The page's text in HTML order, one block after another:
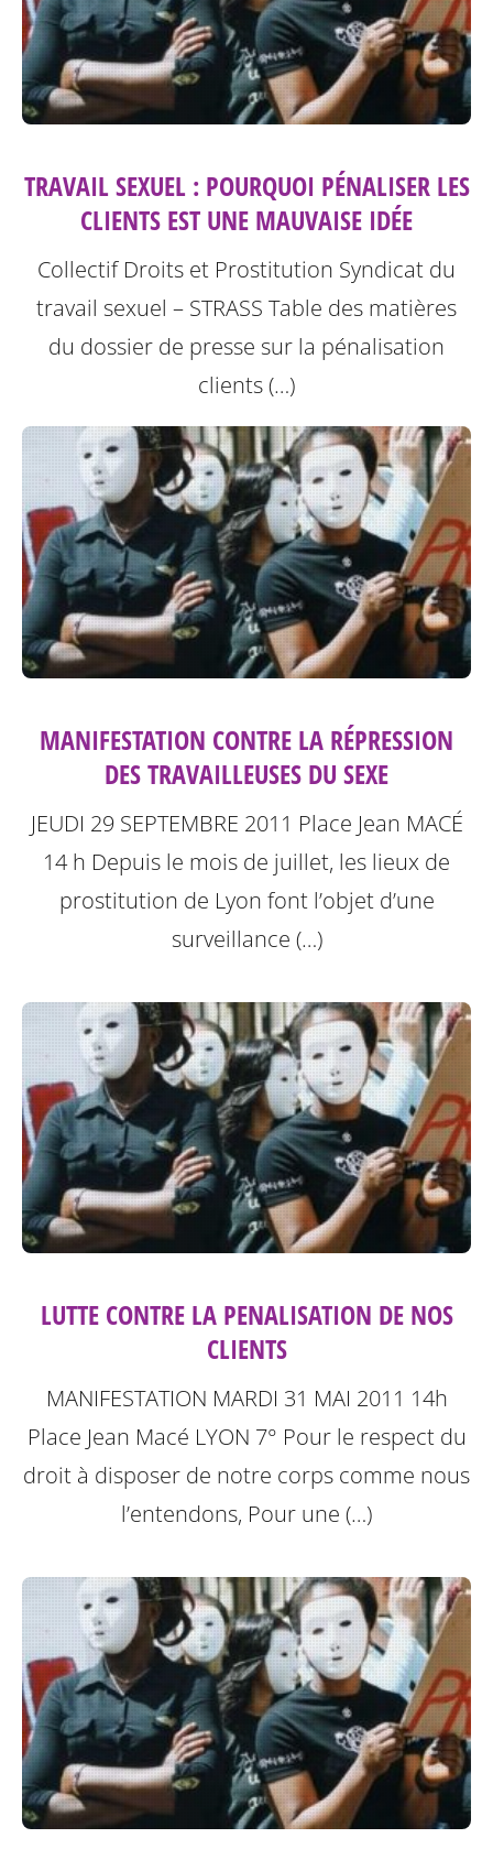
TRAVAIL SEXUEL : POURQUOI PÉNALISER LES
CLIENTS EST UNE MAUVAISE IDÉE
Collectif Droits et Prostitution Syndicat du
travail sexuel – STRASS Table des matières
du dossier de presse sur la pénalisation
clients (…)
MANIFESTATION CONTRE LA RÉPRESSION
DES TRAVAILLEUSES DU SEXE
JEUDI 29 SEPTEMBRE 2011 Place Jean MACÉ
14 h Depuis le mois de juillet, les lieux de
prostitution de Lyon font l’objet d’une
surveillance (…)
LUTTE CONTRE LA PENALISATION DE NOS
CLIENTS
MANIFESTATION MARDI 31 MAI 2011 14h
Place Jean Macé LYON 7° Pour le respect du
droit à disposer de notre corps comme nous
l’entendons, Pour une (…)